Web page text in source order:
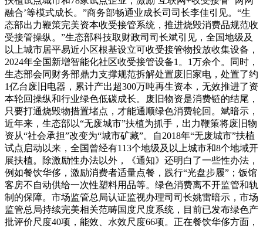
融合’等模式成长。”商务部畅通业成长司司长李佳引见。“生
态部出力鞭策完美资本收受接管系统，推进烧毁消费品规范收
受接管操纵。”生态部科技取财政司司长斌引见，全国地级及
以上城市居平易近小区根基设立可收受接管物投放收集设备，
2024年全国新增智能化社区收受接管设备1。1万余个。同时，
生态部会同财务部鼎力支撑规范拆解处置废旧家电，处置了约
1亿台废旧电器，累计产出超300万吨再生资本，无效推进了资
本轮回操纵和行业绿色低碳成长。废旧物资是消费链的结尾，
只要打通烧毁物措置堵点，才能通顺绿色消费轮回。斌暗示，
近年来，生态部以“无废城市”扶植为抓手，出力鞭策将废旧物
资从“社会承担”改变为“城市矿藏”。自2018年“无废城市”扶植
试点启动以来，全国曾经有113个地级及以上城市和8个地域开
展扶植。除激励性办法以外，《通知》还明白了一些性办法，
例如餐饮华侈，激励消费者适量点餐，践行“光盘步履”；饭馆
客房不自动供给一次性塑料用品等。绿色消费离不开监管和轨
制的保障。市场监管总局认证监视办理司司长姚雷暗示，市场
监管总局持续完美相关范畴国度尺度系统，目前已发布绿色产
批评价尺度40项，能效、水效尺度66项。正在餐饮华侈方面，